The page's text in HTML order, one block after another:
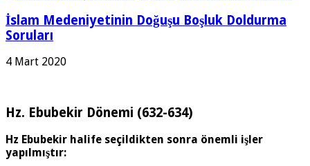
İslam Medeniyetinin Doğuşu Boşluk Doldurma
Soruları
4 Mart 2020
Hz. Ebubekir Dönemi (632-634)
Hz Ebubekir halife seçildikten sonra önemli işler
yapılmıştır: